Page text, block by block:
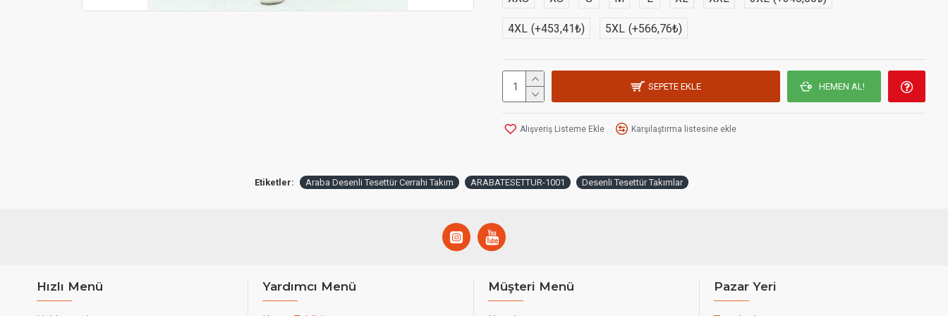
4XL (+453,41₺) 5XL (+566,76₺)
SEPETE EKLE HEMEN AL!
Alışveriş Listeme Ekle Karşılaştırma listesine ekle
Etiketler: Araba Desenli Tesettür Cerrahi Takım ARABATESETTUR-1001 Desenli Tesettür Takımlar
Hızlı Menü Yardımcı Menü Müşteri Menü Pazar Yeri